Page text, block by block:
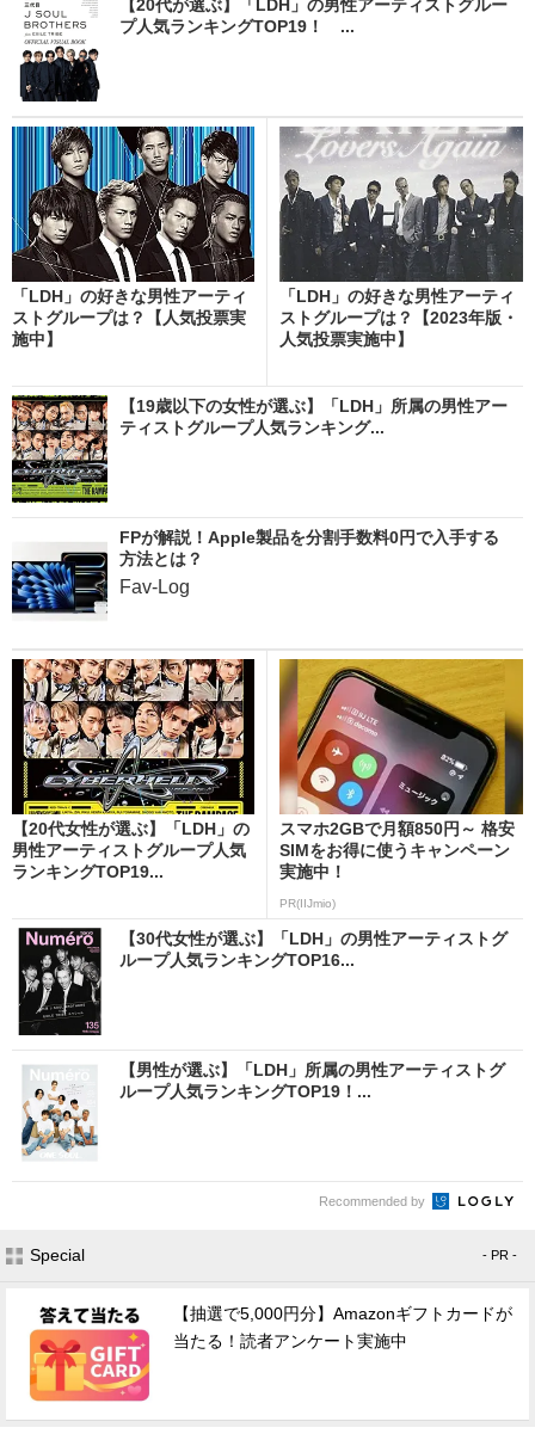
【20代が選ぶ】「LDH」の男性アーティストグルー
プ人気ランキングTOP19！ ...
「LDH」の好きな男性アーティ
ストグループは？【人気投票実
施中】
「LDH」の好きな男性アーティ
ストグループは？【2023年版・
人気投票実施中】
【19歳以下の女性が選ぶ】「LDH」所属の男性アー
ティストグループ人気ランキング...
FPが解説！Apple製品を分割手数料0円で入手する
方法とは？
Fav-Log
【20代女性が選ぶ】「LDH」の
男性アーティストグループ人気
ランキングTOP19...
スマホ2GBで月額850円～ 格安
SIMをお得に使うキャンペーン
実施中！
PR(IIJmio)
【30代女性が選ぶ】「LDH」の男性アーティストグ
ループ人気ランキングTOP16...
【男性が選ぶ】「LDH」所属の男性アーティストグ
ループ人気ランキングTOP19！...
Recommended by
Special - PR -
【抽選で5,000円分】Amazonギフトカードが
当たる！読者アンケート実施中